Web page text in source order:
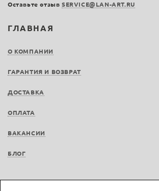
ГЛАВНАЯ
О КОМПАНИИ
ГАРАНТИЯ И ВОЗВРАТ
ДОСТАВКА
ОПЛАТА
ВАКАНСИИ
БЛОГ
Оставьте отзыв SERVICE@LAN-ART.RU